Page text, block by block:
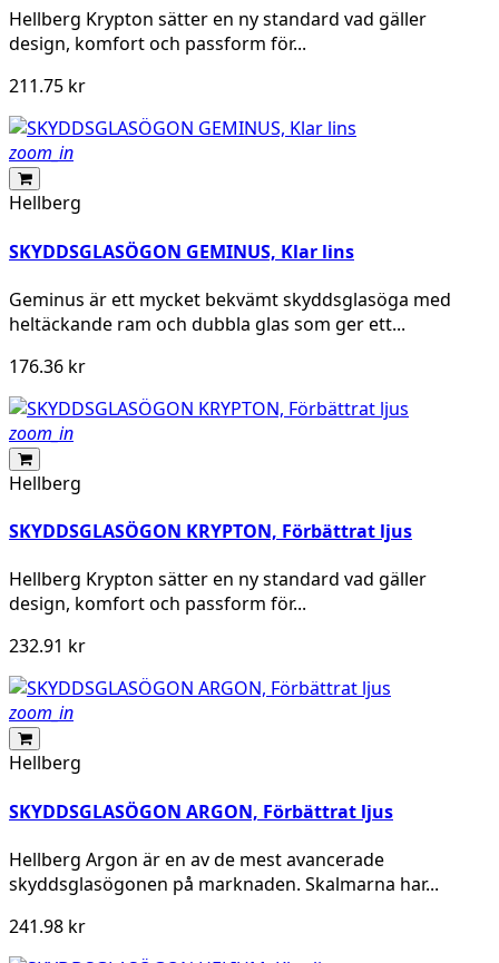
Hellberg Krypton sätter en ny standard vad gäller
design, komfort och passform för...
211.75 kr
zoom_in
Hellberg
SKYDDSGLASÖGON GEMINUS, Klar lins
Geminus är ett mycket bekvämt skyddsglasöga med
heltäckande ram och dubbla glas som ger ett...
176.36 kr
zoom_in
Hellberg
SKYDDSGLASÖGON KRYPTON, Förbättrat ljus
Hellberg Krypton sätter en ny standard vad gäller
design, komfort och passform för...
232.91 kr
zoom_in
Hellberg
SKYDDSGLASÖGON ARGON, Förbättrat ljus
Hellberg Argon är en av de mest avancerade
skyddsglasögonen på marknaden. Skalmarna har...
241.98 kr